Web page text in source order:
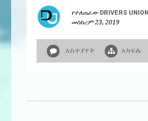
የተለጠፈው DRIVERS UNION
መስከረም 23, 2019
አስተያየት አካፍሉ